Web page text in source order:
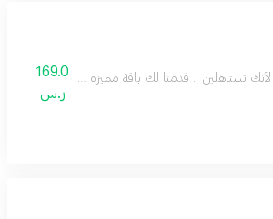
لأنك تستاهلين .. قدمنا لك باقة مميزة وفريدة
169.0
ر.س